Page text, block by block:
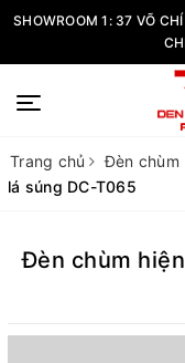
SHOWROOM 1: 37 VÕ
Trang chủ Đèn chùm
lá súng DC-T065
Đèn chùm